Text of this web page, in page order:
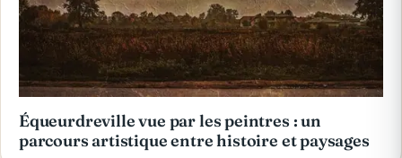
Équeurdreville vue par les peintres : un
parcours artistique entre histoire et paysages